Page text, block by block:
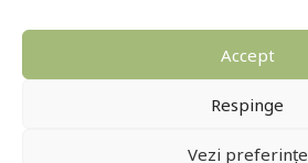
Accept
Respinge
Vezi preferințe